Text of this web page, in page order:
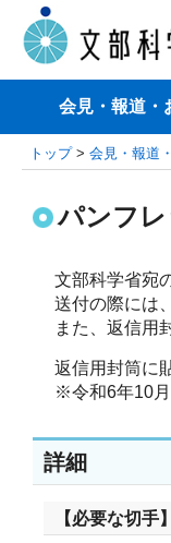
会見・報道・
トップ> 会見・報道
パンフ
文部科学省宛
送付の際には
返信用封筒に
※令和6年10月
詳細
【必要な切手】